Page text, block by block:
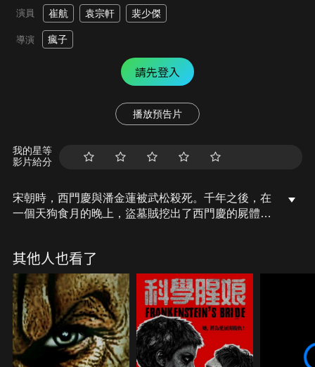
演員 崔航 袁宗軒 裴少傑
導演 瘋子
請先登入
播放預告片
我的星等
影片給分
宋朝時，西門慶與潘金蓮被武松殺死。千年之後，在
一個天狗食月的晚上，盜墓賊挖出了西門慶的屍體。
下，他找到了楊玉蓮和保安小武，一場人屍大戰即將
展開。
其他人也看了